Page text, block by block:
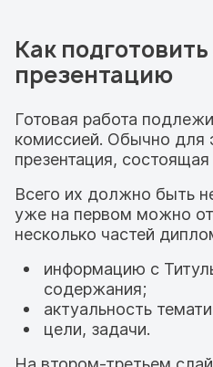
Как
презентацию
Готовая работа
комиссией. Обычно для
презентация,
Всего их должно быть
уже на первом можно
несколько частей
информацию с
содержания;
актуальность
цели, задачи.